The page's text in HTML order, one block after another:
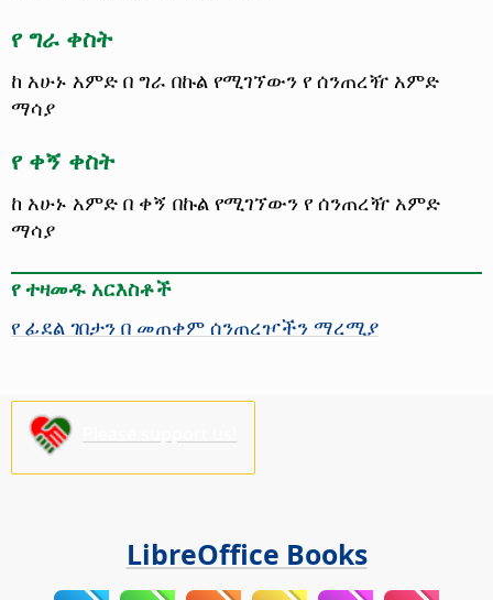
የ ግራ ቀስት
ከ አሁኑ አምድ በ ግራ በኩል የሚገኘውን የ ሰንጠረዥ አምድ
ማሳያ
የ ቀኝ ቀስት
ከ አሁኑ አምድ በ ቀኝ በኩል የሚገኘውን የ ሰንጠረዥ አምድ
ማሳያ
የ ተዛመዱ አርእስቶች
የ ፊደል ገበታን በ መጠቀም ሰንጠረዦችን ማረሚያ
LibreOffice Books